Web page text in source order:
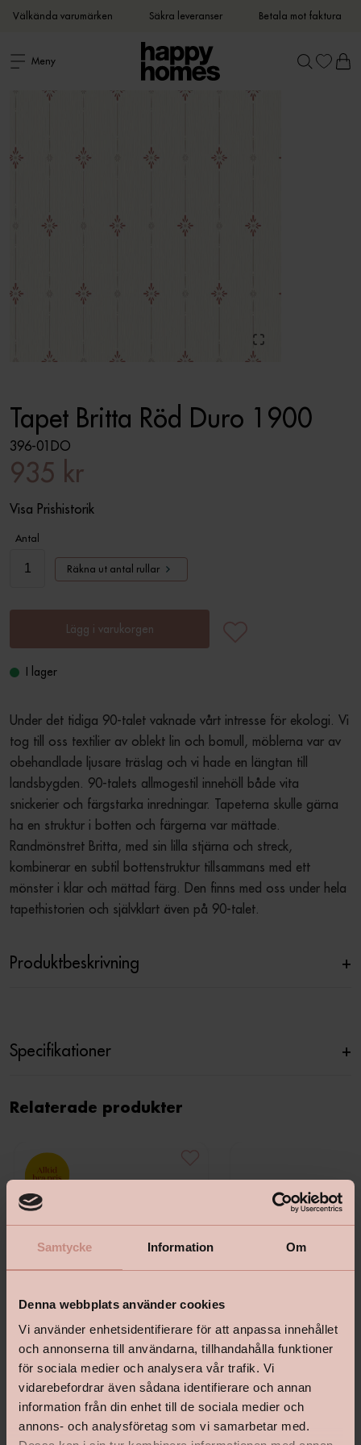
Samtycke Information Om
Denna webbplats använder cookies
Vi använder enhetsidentifierare för att anpassa innehållet
och annonserna till användarna, tillhandahålla funktioner
för sociala medier och analysera vår trafik. Vi
vidarebefordrar även sådana identifierare och annan
information från din enhet till de sociala medier och
annons- och analysföretag som vi samarbetar med.
Välkända varumärken Säkra leveranser Betala mot faktura
Meny
Tapet Britta Röd Duro 1900
396-01DO
935 kr
Visa Prishistorik
Antal
Räkna ut antal rullar
Lägg i varukorgen
I lager
Under det tidiga 90-talet vaknade vårt intresse för ekologi. Vi
tog till oss textilier av oblekt lin och bomull, möblerna var av
obehandlade ljusare träslag och vi hade en längtan till
landsbygden. 90-talets allmogestil innehöll både vita
snickerier och färgstarka inredningar. Tapeterna skulle gärna
ha en struktur i botten och färgerna var mättade.
Randmönstret Britta, med sin lilla stjärna och streck,
kombinerar en subtil bottenstruktur tillsammans med ett
mönster i klar och mättad färg. Den finns med oss under hela
tapethistorien och självklart även på 90-talet.
Produktbeskrivning +
Specifikationer +
Relaterade produkter
Bostik Hernia Non Wovenlim Tapetlinjal Masonite